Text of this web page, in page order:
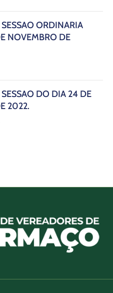
ORDINÁRIA
NOVEMBRO DE
DO DIA 24 DE
2022.